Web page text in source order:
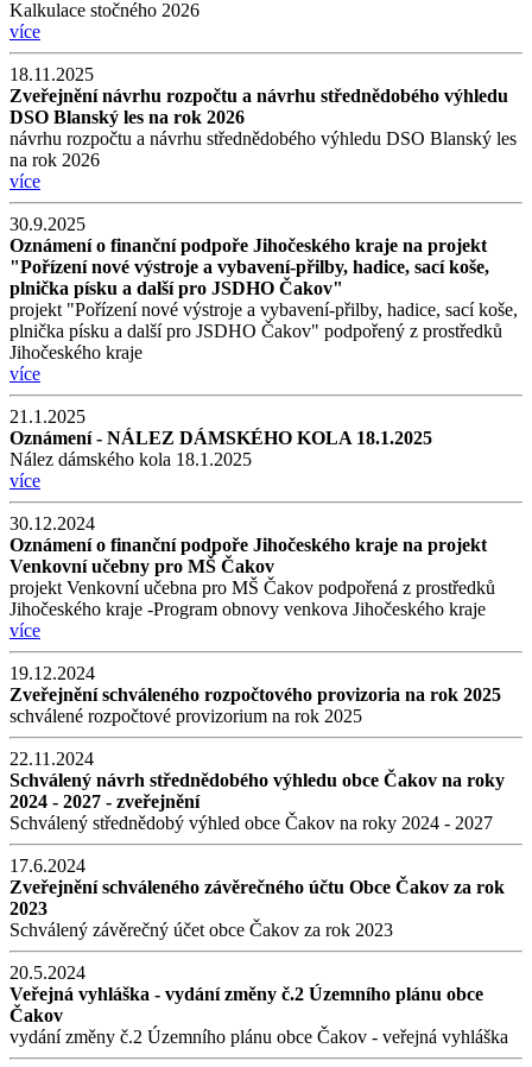
Kalkulace stočného 2026
více
18.11.2025
Zveřejnění návrhu rozpočtu a návrhu střednědobého výhledu
DSO Blanský les na rok 2026
návrhu rozpočtu a návrhu střednědobého výhledu DSO Blanský les
na rok 2026
více
30.9.2025
Oznámení o finanční podpoře Jihočeského kraje na projekt
"Pořízení nové výstroje a vybavení-přilby, hadice, sací koše,
plnička písku a další pro JSDHO Čakov"
projekt "Pořízení nové výstroje a vybavení-přilby, hadice, sací koše,
plnička písku a další pro JSDHO Čakov" podpořený z prostředků
Jihočeského kraje
více
21.1.2025
Oznámení - NÁLEZ DÁMSKÉHO KOLA 18.1.2025
Nález dámského kola 18.1.2025
více
30.12.2024
Oznámení o finanční podpoře Jihočeského kraje na projekt
Venkovní učebny pro MŠ Čakov
projekt Venkovní učebna pro MŠ Čakov podpořená z prostředků
Jihočeského kraje -Program obnovy venkova Jihočeského kraje
více
19.12.2024
Zveřejnění schváleného rozpočtového provizoria na rok 2025
schválené rozpočtové provizorium na rok 2025
22.11.2024
Schválený návrh střednědobého výhledu obce Čakov na roky
2024 - 2027 - zveřejnění
Schválený střednědobý výhled obce Čakov na roky 2024 - 2027
17.6.2024
Zveřejnění schváleného závěrečného účtu Obce Čakov za rok
2023
Schválený závěrečný účet obce Čakov za rok 2023
20.5.2024
Veřejná vyhláška - vydání změny č.2 Územního plánu obce
Čakov
vydání změny č.2 Územního plánu obce Čakov - veřejná vyhláška